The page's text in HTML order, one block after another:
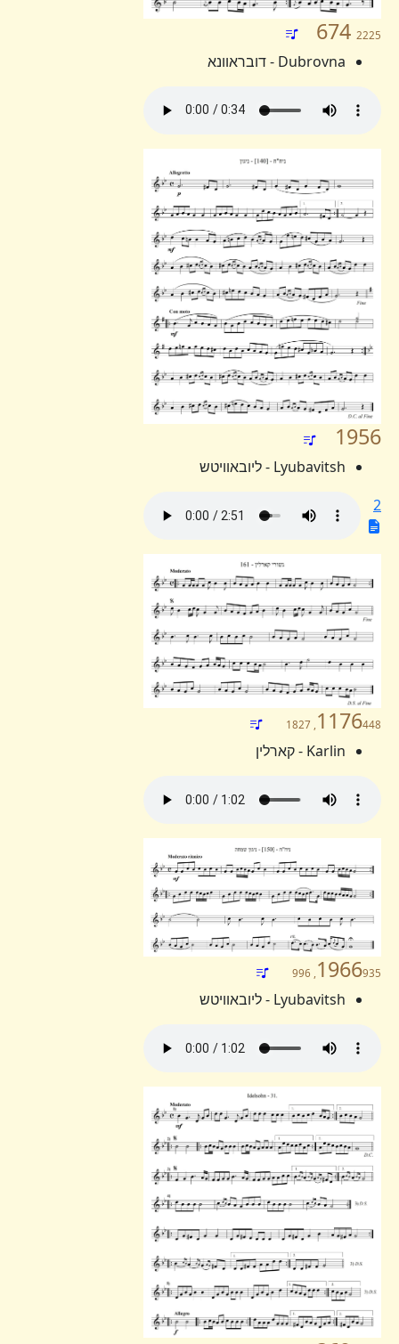
674 2225
Dubrovna - דובראוונא
1956
Lyubavitsh - ליובאוויטש
1176448, 1827
Karlin - קארלין
1966935, 996
Lyubavitsh - ליובאוויטש